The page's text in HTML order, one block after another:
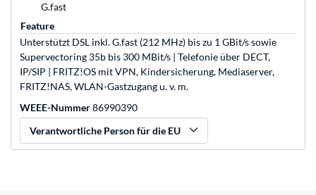
G.fast
Feature
Unterstützt DSL inkl. G.fast (212 MHz) bis zu 1 GBit/s sowie
Supervectoring 35b bis 300 MBit/s | Telefonie über DECT,
IP/SIP | FRITZ!OS mit VPN, Kindersicherung, Mediaserver,
FRITZ!NAS, WLAN-Gastzugang u. v. m.
WEEE-Nummer86990390
Verantwortliche Person für die EU